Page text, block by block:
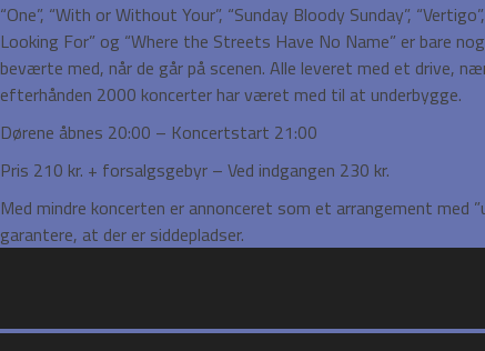
“One”, “With or Without Your”, “Sunday Bloody Sunday”,
Looking For” og “Where the Streets Have No Name” er bare
beværte med, når de går på scenen. Alle leveret med et drive,
efterhånden 2000 koncerter har været med til at underbygge.
Dørene åbnes 20:00 – Koncertstart 21:00
Pris 210 kr. + forsalgsgebyr – Ved indgangen 230 kr.
Med mindre koncerten er annonceret som et arrangement med
garantere, at der er siddepladser.